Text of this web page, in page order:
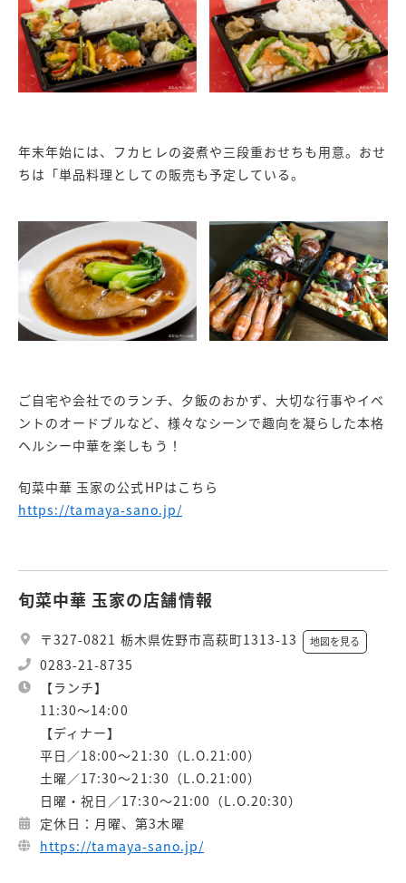
年末年始には、フカヒレの姿煮や三段重おせちも用意。おせ
ちは「単品料理としての販売も予定している。
ご自宅や会社でのランチ、夕飯のおかず、大切な行事やイベ
ントのオードブルなど、様々なシーンで趣向を凝らした本格
ヘルシー中華を楽しもう！
旬菜中華 玉家の公式HPはこちら
https://tamaya-sano.jp/
旬菜中華 玉家の店舗情報
〒327-0821 栃木県佐野市高萩町1313-13 地図を見る
0283-21-8735
【ランチ】
11:30～14:00
【ディナー】
平日／18:00～21:30（L.O.21:00）
土曜／17:30～21:30（L.O.21:00）
日曜・祝日／17:30～21:00（L.O.20:30）
定休日：月曜、第3木曜
https://tamaya-sano.jp/